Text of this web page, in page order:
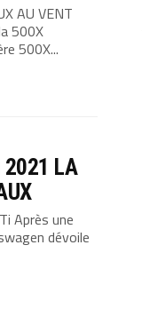
AU VENT
500X
500X...
2021 LA
Après une
dévoile